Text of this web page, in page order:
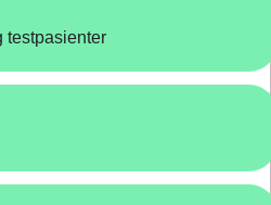
testpasienter